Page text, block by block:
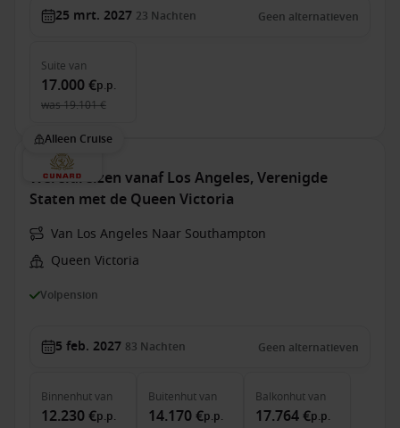
25 mrt. 2027 23 Nachten Geen alternatieven
Suite van
17.000 €p.p.
was19.101 €
Alleen Cruise
Wereldreizen vanaf Los Angeles, Verenigde
Staten met de Queen Victoria
Van Los Angeles Naar Southampton
Queen Victoria
Volpension
5 feb. 2027 83 Nachten Geen alternatieven
Binnenhutvan
12.230 €p.p.
Buitenhutvan
14.170 €p.p.
Balkonhutvan
17.764 €p.p.